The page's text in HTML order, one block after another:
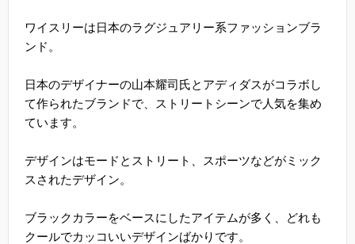
ワイスリーは日本のラグジュアリー系ファッションブラ
ンド。
日本のデザイナーの山本耀司氏とアディダスがコラボし
て作られたブランドで、ストリートシーンで人気を集め
ています。
デザインはモードとストリート、スポーツなどがミック
スされたデザイン。
ブラックカラーをベースにしたアイテムが多く、どれも
クールでカッコいいデザインばかりです。